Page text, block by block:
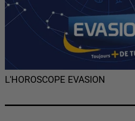
L'HOROSCOPE EVASION